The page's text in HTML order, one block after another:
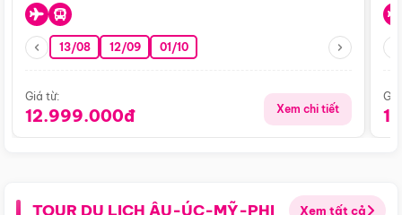
13/08 12/09 01/10
Giá từ:
12.999.000đ Xem chi tiết
TOUR DU LỊCH ÂU-ÚC-MỸ-PHI Xem tất cả